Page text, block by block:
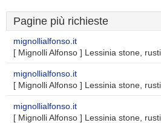
Pagine più richieste
mignollialfonso.it
[ Mignolli Alfonso ] Lessinia stone,
mignollialfonso.it
[ Mignolli Alfonso ] Lessinia stone,
mignollialfonso.it
[ Mignolli Alfonso ] Lessinia stone,